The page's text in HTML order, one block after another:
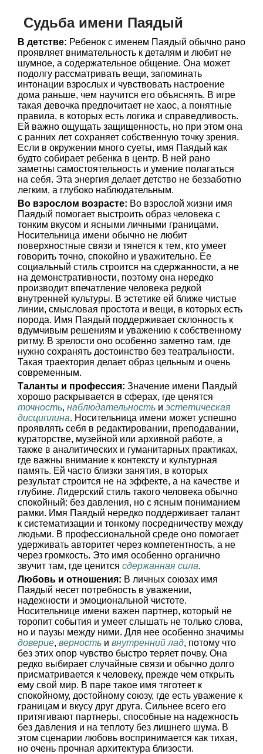
Судьба имени Паядый
В детстве: Ребенок с именем Паядый обычно рано
проявляет внимательность к деталям и любит не
шумное, а содержательное общение. Она может
подолгу рассматривать вещи, запоминать
интонации взрослых и чувствовать настроение
дома раньше, чем научится его объяснять. В игре
такая девочка предпочитает не хаос, а понятные
правила, в которых есть логика и справедливость.
Ей важно ощущать защищенность, но при этом она
с ранних лет сохраняет собственную точку зрения.
Если в окружении много суеты, имя Паядый как
будто собирает ребенка в центр. В ней рано
заметны самостоятельность и умение полагаться
на себя. Эта энергия делает детство не беззаботно
легким, а глубоко наблюдательным.
Во взрослом возрасте: Во взрослой жизни имя
Паядый помогает выстроить образ человека с
тонким вкусом и ясными личными границами.
Носительница имени обычно не любит
поверхностные связи и тянется к тем, кто умеет
говорить точно, спокойно и уважительно. Ее
социальный стиль строится на сдержанности, а не
на демонстративности, поэтому она нередко
производит впечатление человека редкой
внутренней культуры. В эстетике ей ближе чистые
линии, смысловая простота и вещи, в которых есть
порода. Имя Паядый поддерживает склонность к
вдумчивым решениям и уважению к собственному
ритму. В зрелости оно особенно заметно там, где
нужно сохранять достоинство без театральности.
Такая траектория делает образ цельным и очень
современным.
Таланты и профессия: Значение имени Паядый
хорошо раскрывается в сферах, где ценятся
точность, наблюдательность и эстетическая
дисциплина. Носительница имени может успешно
проявлять себя в редактировании, преподавании,
кураторстве, музейной или архивной работе, а
также в аналитических и гуманитарных практиках,
где важны внимание к контексту и культурная
память. Ей часто близки занятия, в которых
результат строится не на эффекте, а на качестве и
глубине. Лидерский стиль такого человека обычно
спокойный: без давления, но с ясным пониманием
рамки. Имя Паядый нередко поддерживает талант
к систематизации и тонкому посредничеству между
людьми. В профессиональной среде оно помогает
удерживать авторитет через компетентность, а не
через громкость. Это имя особенно органично
звучит там, где ценится сдержанная сила.
Любовь и отношения: В личных союзах имя
Паядый несет потребность в уважении,
надежности и эмоциональной чистоте.
Носительнице имени важен партнер, который не
торопит события и умеет слышать не только слова,
но и паузы между ними. Для нее особенно значимы
доверие, верность и внутренний лад, потому что
без этих опор чувство быстро теряет почву. Она
редко выбирает случайные связи и обычно долго
присматривается к человеку, прежде чем открыть
ему свой мир. В паре такое имя тяготеет к
спокойному, достойному союзу, где есть уважение к
границам и вкусу друг друга. Сильнее всего его
притягивают партнеры, способные на надежность
без давления и на теплоту без лишнего шума. В
этом сценарии любовь воспринимается как тихая,
но очень прочная архитектура близости.